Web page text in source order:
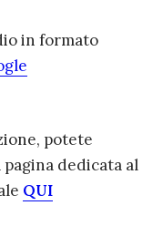
in formato
potete
dedicata al
QUI